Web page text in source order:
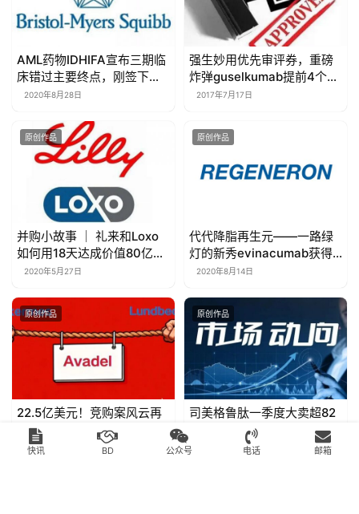
AML药物IDHIFA宣布三期临
床错过主要终点，刚签下许
可协议的Agios该何去何从？
2020年8月28日
强生妙用优先审评券，重磅
炸弹guselkumab提前4个月
上市！欢庆胜利的还有这家
2017年7月17日
原创作品
并购小故事 ｜ 礼来和Loxo
如何用18天达成价值80亿美
元的“闪婚”？
2020年5月27日
原创作品
代代降脂再生元——一路绿
灯的新秀evinacumab获得
FDA优先审评资格
2020年8月14日
原创作品
22.5亿美元！竞购案风云再
起，灵北制药截胡
Alkermes，欲拿下Avadel
2025年11月17日
原创作品
司美格鲁肽一季度大卖超82
2026年5月6日
快讯 BD 公众号 电话 邮箱